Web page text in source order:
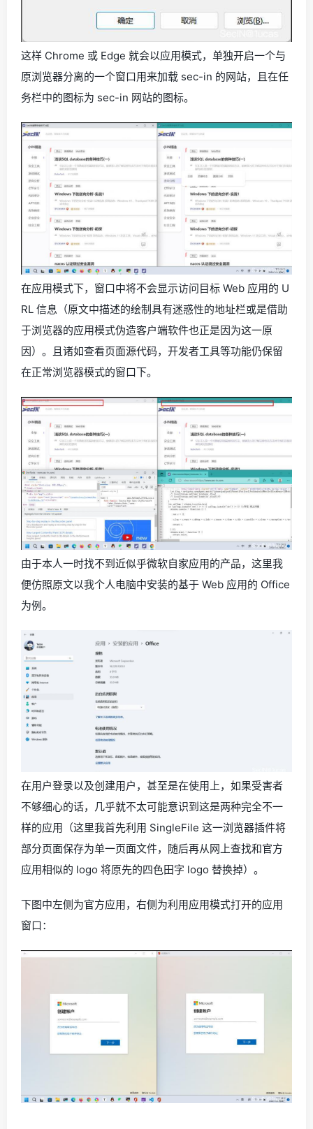
这样 Chrome 或 Edge 就会以应用模式，单独开启一个与
原浏览器分离的一个窗口用来加载 sec-in 的网站，且在任
务栏中的图标为 sec-in 网站的图标。
在应用模式下，窗口中将不会显示访问目标 Web 应用的 U
RL 信息（原文中描述的绘制具有迷惑性的地址栏或是借助
于浏览器的应用模式伪造客户端软件也正是因为这一原
因）。且诸如查看页面源代码，开发者工具等功能仍保留
在正常浏览器模式的窗口下。
由于本人一时找不到近似乎微软自家应用的产品，这里我
便仿照原文以我个人电脑中安装的基于 Web 应用的 Office
为例。
在用户登录以及创建用户，甚至是在使用上，如果受害者
不够细心的话，几乎就不太可能意识到这是两种完全不一
样的应用（这里我首先利用 SingleFile 这一浏览器插件将
部分页面保存为单一页面文件，随后再从网上查找和官方
应用相似的 logo 将原先的四色田字 logo 替换掉）。
下图中左侧为官方应用，右侧为利用应用模式打开的应用
窗口：